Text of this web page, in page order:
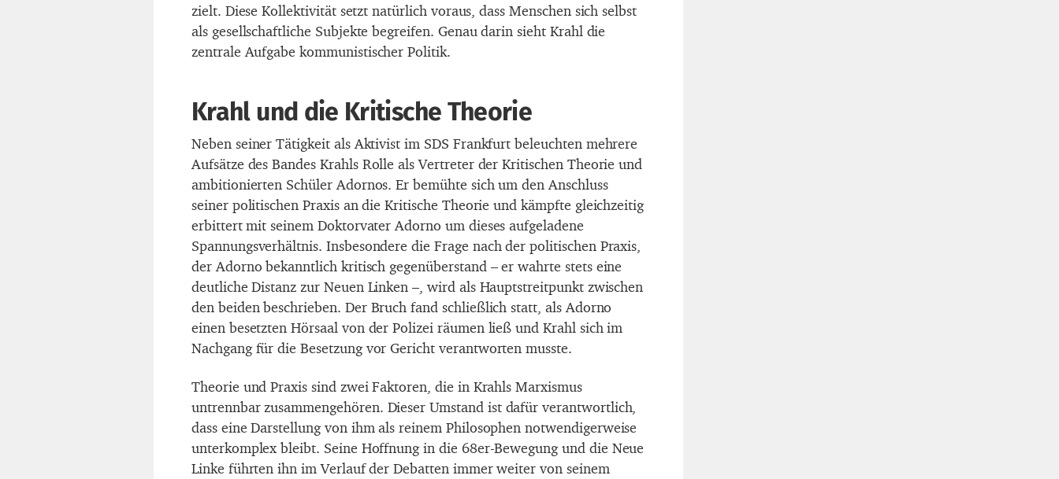
zielt. Diese Kollektivität setzt natürlich voraus, dass Menschen sich selbst
als gesellschaftliche Subjekte begreifen. Genau darin sieht Krahl die
zentrale Aufgabe kommunistischer Politik.
Krahl und die Kritische Theorie
Neben seiner Tätigkeit als Aktivist im SDS Frankfurt beleuchten mehrere
Aufsätze des Bandes Krahls Rolle als Vertreter der Kritischen Theorie und
ambitionierten Schüler Adornos. Er bemühte sich um den Anschluss
seiner politischen Praxis an die Kritische Theorie und kämpfte gleichzeitig
erbittert mit seinem Doktorvater Adorno um dieses aufgeladene
Spannungsverhältnis. Insbesondere die Frage nach der politischen Praxis,
der Adorno bekanntlich kritisch gegenüberstand – er wahrte stets eine
deutliche Distanz zur Neuen Linken –, wird als Hauptstreitpunkt zwischen
den beiden beschrieben. Der Bruch fand schließlich statt, als Adorno
einen besetzten Hörsaal von der Polizei räumen ließ und Krahl sich im
Nachgang für die Besetzung vor Gericht verantworten musste.
Theorie und Praxis sind zwei Faktoren, die in Krahls Marxismus
untrennbar zusammengehören. Dieser Umstand ist dafür verantwortlich,
dass eine Darstellung von ihm als reinem Philosophen notwendigerweise
unterkomplex bleibt. Seine Hoffnung in die 68er-Bewegung und die Neue
Linke führten ihn im Verlauf der Debatten immer weiter von seinem